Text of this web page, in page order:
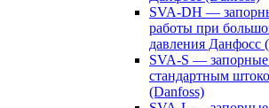
SVA-DH —
работы при
давления Данфосс
SVA-S —
стандартным
(Danfoss)